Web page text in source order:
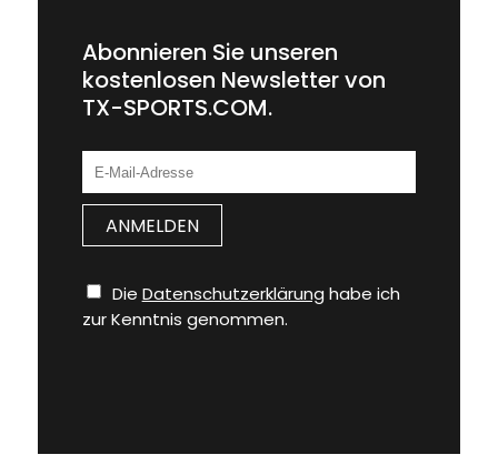
Abonnieren Sie unseren
kostenlosen Newsletter von
TX-SPORTS.COM.
Die Datenschutzerklärung habe ich
zur Kenntnis genommen.